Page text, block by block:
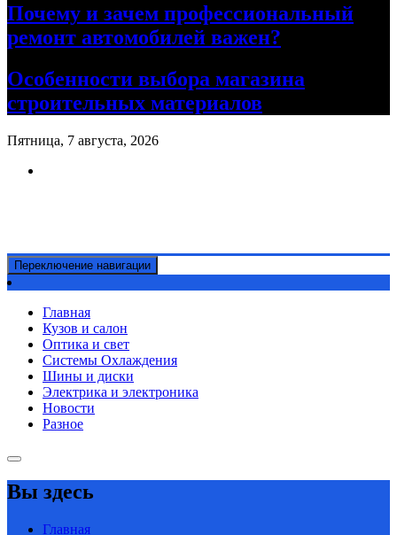
Почему и зачем профессиональный
ремонт автомобилей важен?
Особенности выбора магазина
строительных материалов
Пятница, 7 августа, 2026
Переключение навигации
Главная
Кузов и салон
Оптика и свет
Системы Охлаждения
Шины и диски
Электрика и электроника
Новости
Разное
Вы здесь
Главная